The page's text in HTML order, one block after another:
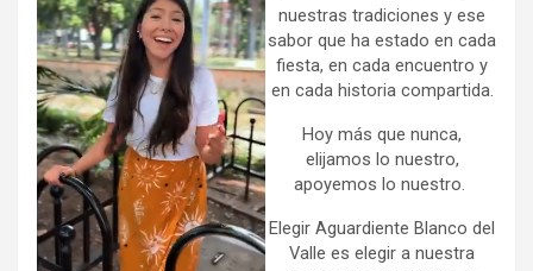
nuestras tradiciones y ese
sabor que ha estado en cada
fiesta, en cada encuentro y
en cada historia compartida.
Hoy más que nunca,
elijamos lo nuestro,
apoyemos lo nuestro.
Elegir Aguardiente Blanco del
Valle es elegir a nuestra